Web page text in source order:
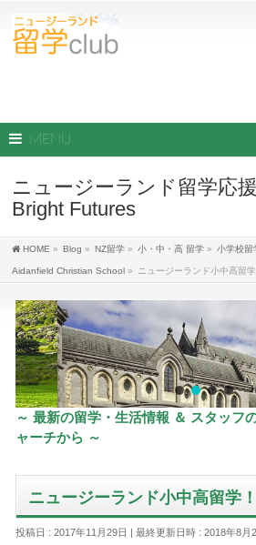
MENU
ニュージーランド留学応
Bright Futures
HOME » Blog » NZ留学 » 小・中・高 留学 » 小学校留
Aidanfield Christian School » ニュージーランド小中高留学
～ 最新の留学・生活情報 ＆ スタッフ
ャーチから ～
ニュージーランド小中高留学！
投稿日 : 2017年11月29日 最終更新日時 : 2018年8月